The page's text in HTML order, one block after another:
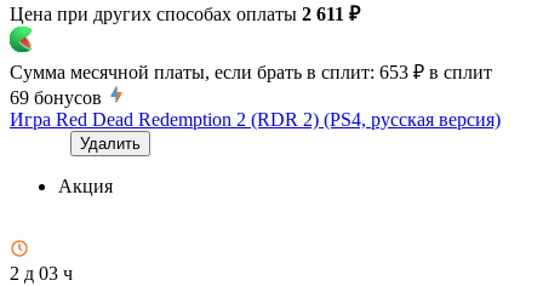
Цена при других способах оплаты 2 611 ₽
Сумма месячной платы, если брать в сплит: 653 ₽ в сплит
69 бонусов
Игра Red Dead Redemption 2 (RDR 2) (PS4, русская версия)
Удалить
Акция
2 д 03 ч